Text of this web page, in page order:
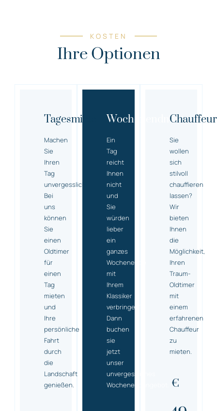
KOSTEN
Ihre Optionen
Tagesmiete
Machen
Sie
Ihren
Tag
unvergesslich!
Bei
uns
können
Sie
einen
Oldtimer
für
einen
Tag
mieten
und
Ihre
persönliche
Fahrt
durch
die
Landschaft
genießen.
Wochenendmiete
Ein
Tag
reicht
Ihnen
nicht
und
Sie
würden
lieber
ein
ganzes
Wochenende
mit
Ihrem
Klassiker
verbringen?
Dann
buchen
sie
jetzt
unser
unvergessliches
Wochenendangebot.
Sie
wollen
sich
stilvoll
chauffieren
lassen?
Wir
bieten
Ihnen
die
Möglichkeit,
Ihren
Traum-
Oldtimer
mit
einem
erfahrenen
Chauffeur
zu
mieten.
€